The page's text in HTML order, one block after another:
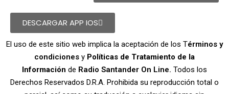
DESCARGAR APP IOS
El uso de este sitio web implica la aceptación de los Términos y
condiciones y Políticas de Tratamiento de la
Información de Radio Santander On Line. Todos los
Derechos Reservados D.R.A. Prohibida su reproducción total o